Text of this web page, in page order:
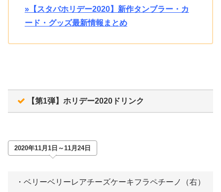
»【スタバホリデー2020】新作タンブラー・カ
ード・グッズ最新情報まとめ
【第1弾】ホリデー2020ドリンク
2020年11月1日～11月24日
・ベリーベリーレアチーズケーキフラペチーノ（右）